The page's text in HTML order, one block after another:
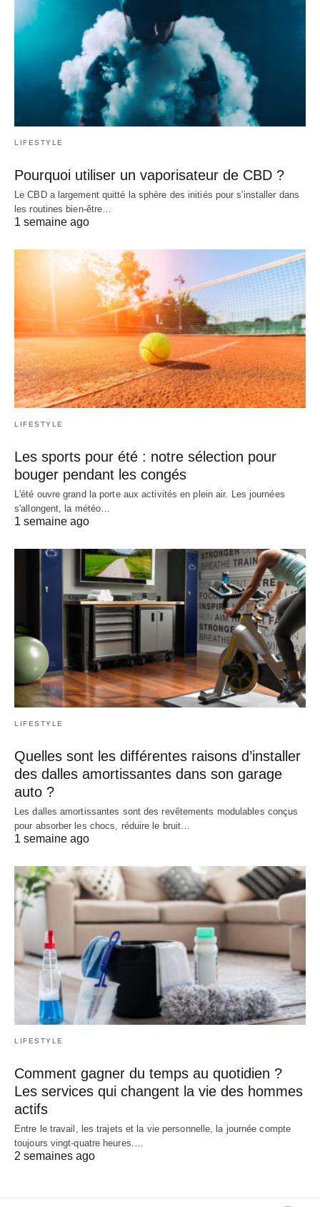
LIFESTYLE
Pourquoi utiliser un vaporisateur de CBD ?
Le CBD a largement quitté la sphère des initiés pour s'installer dans
les routines bien-être…
1 semaine ago
LIFESTYLE
Les sports pour été : notre sélection pour
bouger pendant les congés
L'été ouvre grand la porte aux activités en plein air. Les journées
s'allongent, la météo…
1 semaine ago
LIFESTYLE
Quelles sont les différentes raisons d’installer
des dalles amortissantes dans son garage
auto ?
Les dalles amortissantes sont des revêtements modulables conçus
pour absorber les chocs, réduire le bruit…
1 semaine ago
LIFESTYLE
Comment gagner du temps au quotidien ?
Les services qui changent la vie des hommes
actifs
Entre le travail, les trajets et la vie personnelle, la journée compte
toujours vingt-quatre heures.…
2 semaines ago